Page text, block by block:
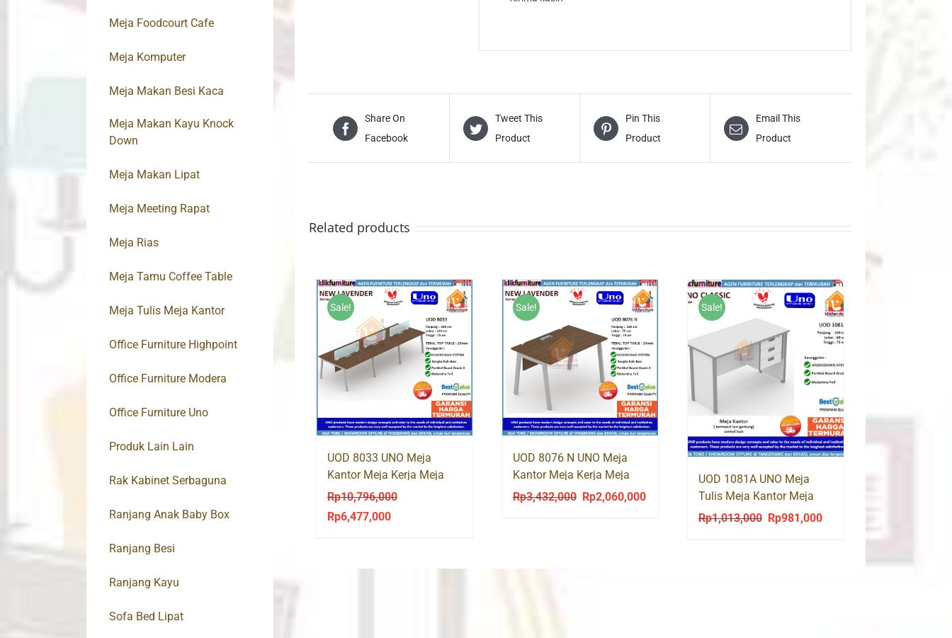
Share On
Facebook
Tweet This
Product
Pin This
Product
Email This
Product
Related products
Sale!
UOD 8033 UNO Meja
Kantor Meja Kerja Meja
Tulis Kaki Besi
Rp10,796,000
Original
Rp6,477,000Current
Sale!
UOD 8076 N UNO Meja
Kantor Meja Kerja Meja
Tulis Kaki Besi
Rp3,432,000
Original
Rp2,060,000Current
Sale!
UOD 1081A UNO Meja
Tulis Meja Kantor Meja
Kerja 3 Laci 100cm
Rp1,013,000
Original
Rp981,000Current
Meja Foodcourt Cafe
Meja Komputer
Meja Makan Besi Kaca
Meja Makan Kayu Knock
Down
Meja Makan Lipat
Meja Meeting Rapat
Meja Rias
Meja Tamu Coffee Table
Meja Tulis Meja Kantor
Office Furniture Highpoint
Office Furniture Modera
Office Furniture Uno
Produk Lain Lain
Rak Kabinet Serbaguna
Ranjang Anak Baby Box
Ranjang Besi
Ranjang Kayu
Sofa Bed Lipat